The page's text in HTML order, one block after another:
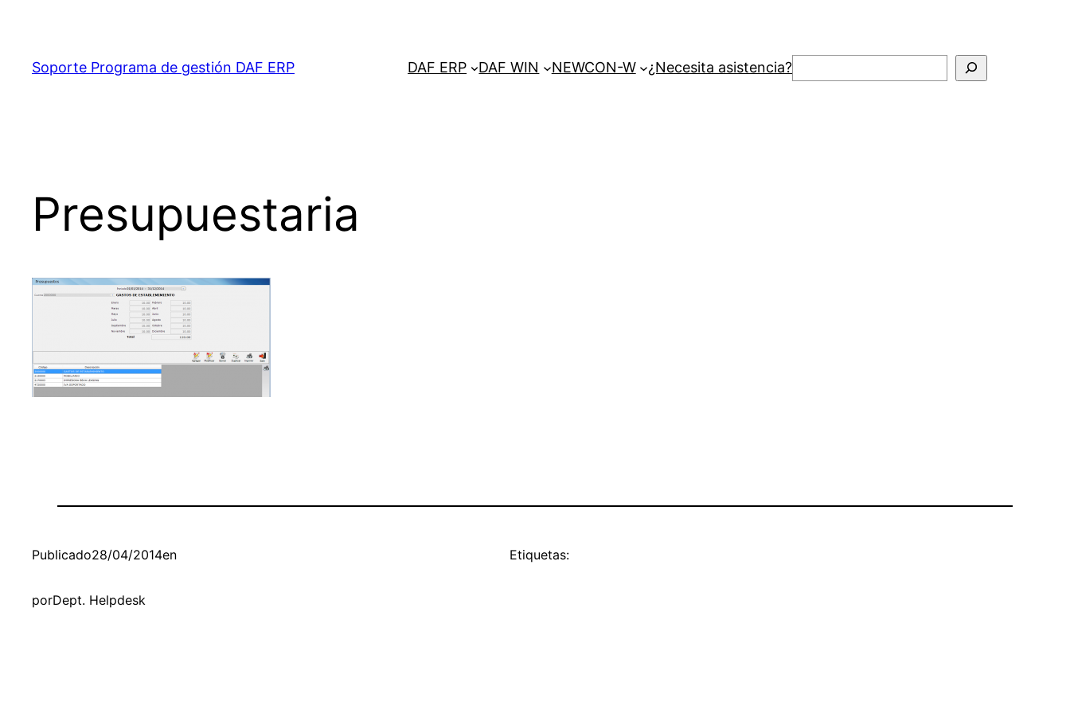
contenido
Soporte Programa de gestión DAF ERP DAF ERP DAF WIN NEWCON-W ¿Necesita asistencia?Buscar
Presupuestaria
Publicado28/04/2014en
porDept. Helpdesk
Etiquetas: